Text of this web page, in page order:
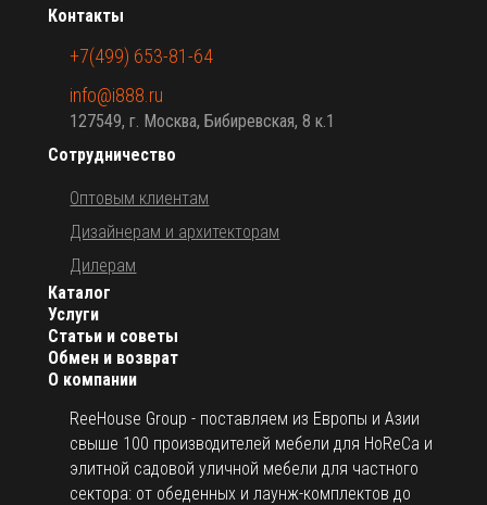
О компании
ReeHouse Group - поставляем из Европы и Азии
свыше 100 производителей мебели для HoReCa и
элитной садовой уличной мебели для частного
сектора: от обеденных и лаунж-комплектов до
Каталог
Услуги
Статьи и советы
Обмен и возврат
Сотрудничество
Оптовым клиентам
Дизайнерам и архитекторам
Дилерам
Контакты
+7(499) 653-81-64
info@i888.ru
127549, г. Москва, Бибиревская, 8 к.1